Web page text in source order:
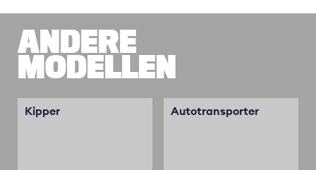
ANDERE
MODELLEN
Kipper Autotransporter